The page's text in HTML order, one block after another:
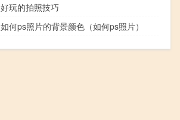
好玩的拍照技巧
如何ps照片的背景颜色（如何ps照片）